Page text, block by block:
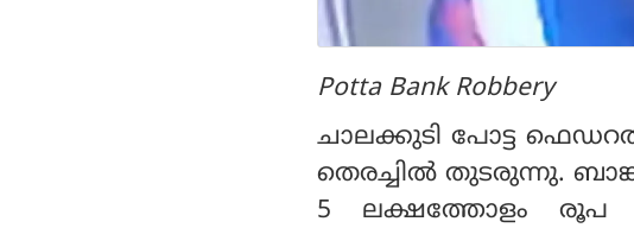
Potta Bank Robbery
ചാലക്കുടി പോട്ട
തെരച്ചില്‍ തുടരുന്നു.
5 ലക്ഷത്തോളം രൂപ